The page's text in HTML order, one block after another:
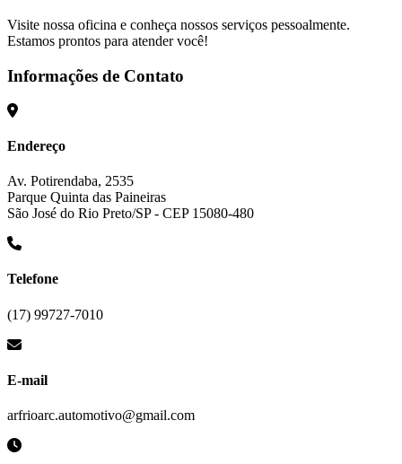
Visite nossa oficina e conheça nossos serviços pessoalmente.
Estamos prontos para atender você!
Informações de Contato
Endereço
Av. Potirendaba, 2535
Parque Quinta das Paineiras
São José do Rio Preto/SP - CEP 15080-480
Telefone
(17) 99727-7010
E-mail
arfrioarc.automotivo@gmail.com